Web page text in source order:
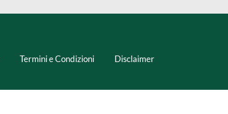
Termini e Condizioni Disclaimer